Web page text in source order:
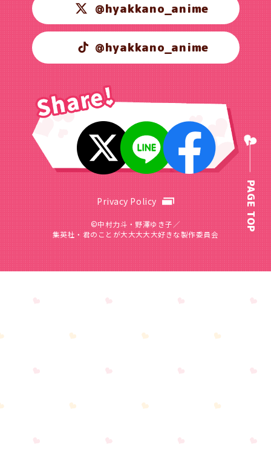
@hyakkano_anime
@hyakkano_anime
Privacy Policy
©中村力斗・野澤ゆき子／
集英社・君のことが大大大大大好きな製作委員会
PAGE TOP